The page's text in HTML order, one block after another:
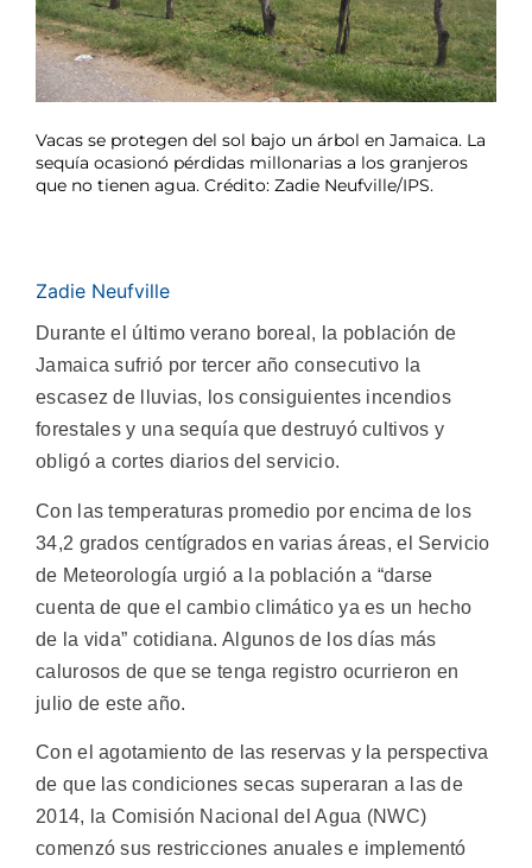
Vacas se protegen del sol bajo un árbol en Jamaica. La
sequía ocasionó pérdidas millonarias a los granjeros
que no tienen agua. Crédito: Zadie Neufville/IPS.
Zadie Neufville
Durante el último verano boreal, la población de
Jamaica sufrió por tercer año consecutivo la
escasez de lluvias, los consiguientes incendios
forestales y una sequía que destruyó cultivos y
obligó a cortes diarios del servicio.
Con las temperaturas promedio por encima de los
34,2 grados centígrados en varias áreas, el Servicio
de Meteorología urgió a la población a “darse
cuenta de que el cambio climático ya es un hecho
de la vida” cotidiana. Algunos de los días más
calurosos de que se tenga registro ocurrieron en
julio de este año.
Con el agotamiento de las reservas y la perspectiva
de que las condiciones secas superaran a las de
2014, la Comisión Nacional del Agua (NWC)
comenzó sus restricciones anuales e implementó